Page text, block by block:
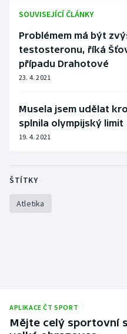
Vodní slalom
Volejbal
Ostatní
SOUVISEJÍCÍ ČLÁNKY
Problémem má být
testosteronu, říká
případu Drahotové
23. 4. 2021
Musela jsem udělat
splnila olympijský limit
19. 4. 2021
ŠTÍTKY
Atletika
APLIKACE ČT SPORT
Mějte celý sportovní